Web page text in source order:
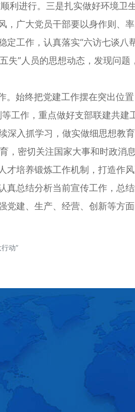
利进行。三是扎实做好环境卫
广大党员干部要以身作则、
工作，认真落实“六访七谈
失”人员的思想动态，发现问
终把党建工作摆在突出位置
工作，重点做好支部联建共
入抓学习，做实做细思想教
密切关注国家大事和时政消
培养锻炼工作机制，打造作
总结分析当前宣传工作，总
建、生产、经营、创新等方
动”